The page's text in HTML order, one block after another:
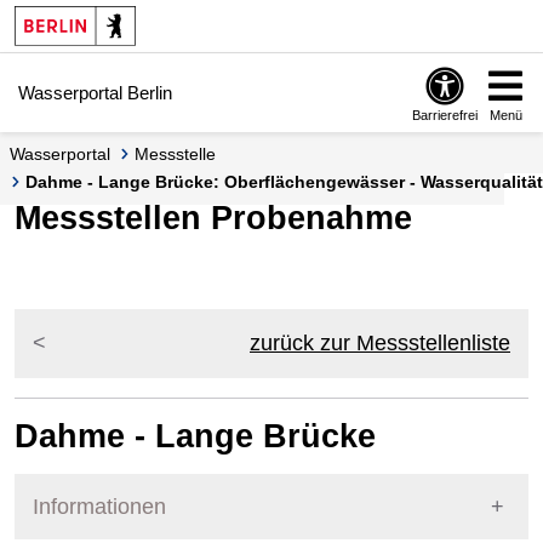
Springe zur Navigation
Springe zum Inhalt
Wasserportal Berlin
Barrierefrei Menü
Wasserportal
Messstelle
Dahme - Lange Brücke: Oberflächengewässer -
Messstellen Probenahme
zurück zur Messstellenliste
Dahme - Lange Brücke
Informationen